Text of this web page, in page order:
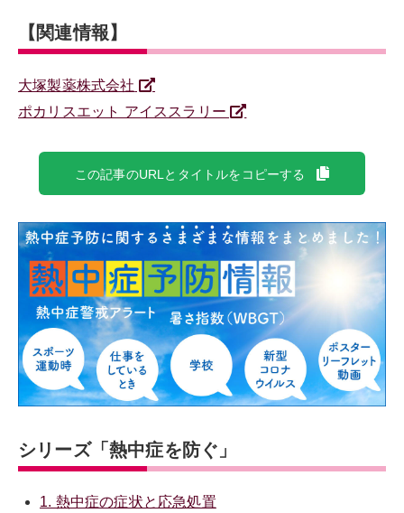
【関連情報】
大塚製薬株式会社
ポカリスエット アイススラリー
この記事のURLとタイトルをコピーする
シリーズ「熱中症を防ぐ」
1. 熱中症の症状と応急処置